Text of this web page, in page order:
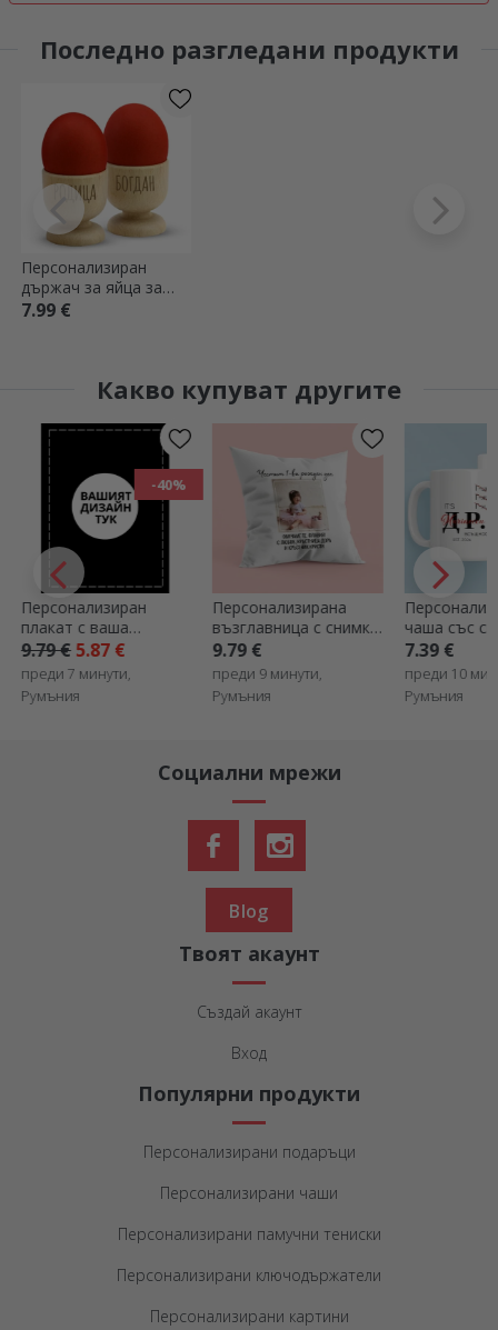
Последно разгледани продукти
Персонализиран
държач за яйца за
двойки
7.99 €
Какво купуват другите
-40%
Персонализиран
плакат с ваша
собствена графика
9.79 €5.87 €
преди 7 минути,
Румъния
Персонализирана
възглавница с снимка
и текст - Честит
рожден ден
9.79 €
преди 9 минути,
Румъния
чаша със
текст –
7.39 €
преди 10
Румъния
Социални мрежи
Blog
Твоят акаунт
Създай акаунт
Вход
Популярни продукти
Персонализирани подаръци
Персонализирани чаши
Персонализирани памучни тениски
Персонализирани ключодържатели
Персонализирани картини